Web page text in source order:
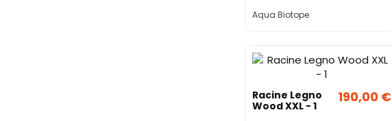
Aqua Biotope
Racine Legno
Wood XXL - 1
190,00 €